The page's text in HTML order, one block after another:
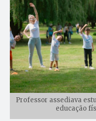
Professor assediava
educação